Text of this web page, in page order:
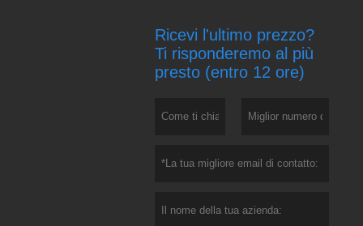
Ricevi l'ultimo prezzo?
Ti risponderemo al più
presto (entro 12 ore)